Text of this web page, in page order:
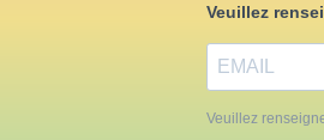
Veuillez
Veuillez